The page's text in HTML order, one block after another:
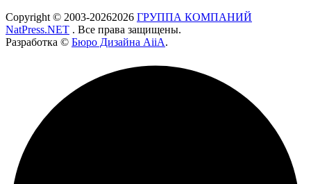
Copyright © 2003-20262026 ГРУППА КОМПАНИЙ
NatPress.NET . Все права защищены.
Разработка © Бюро Дизайна AiiA.